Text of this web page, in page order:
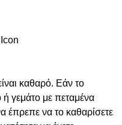
καθαρό. Εάν το
γεμάτο με πεταμένα
έπρεπε να το καθαρίσετε